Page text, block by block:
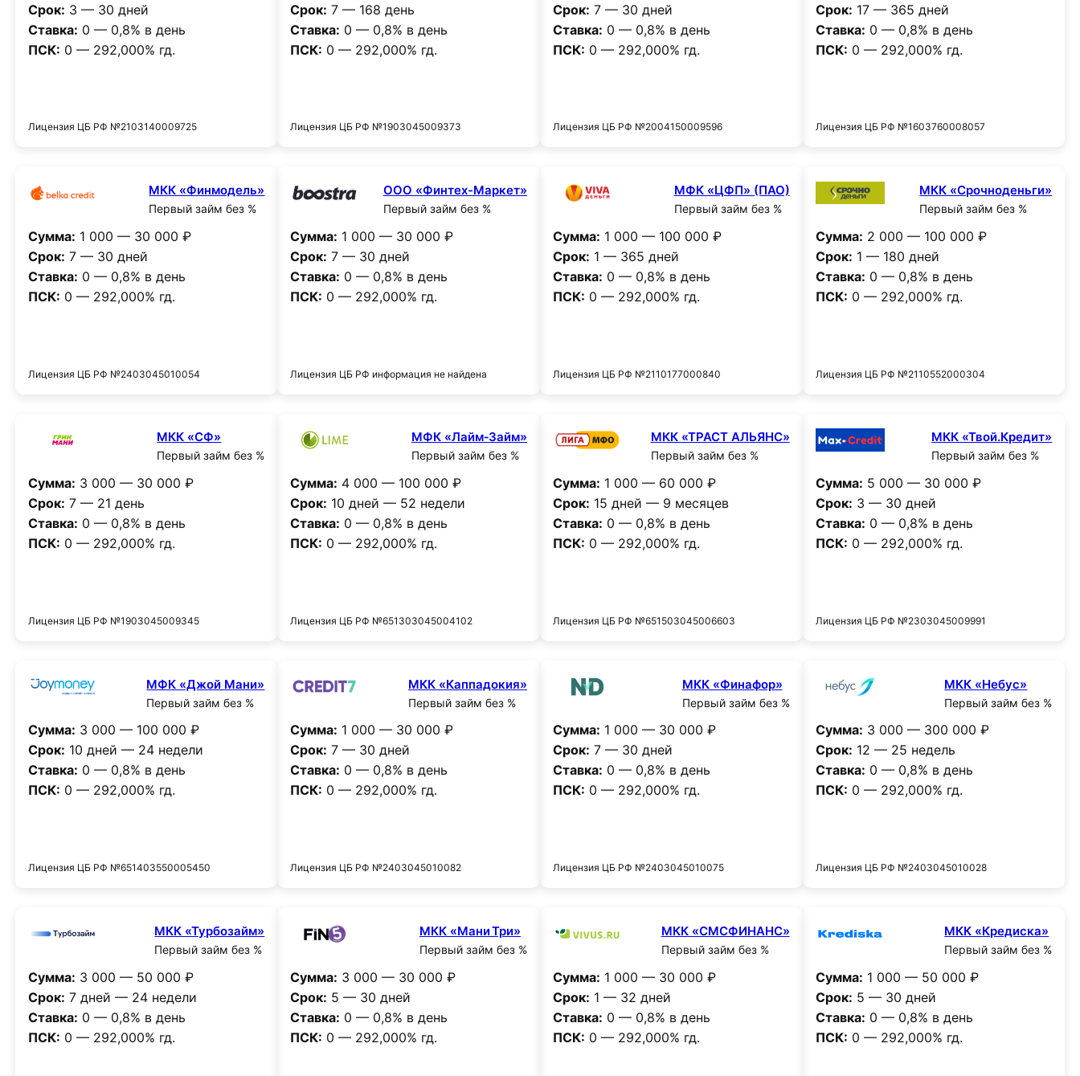
Срок: 3 — 30 дней
Ставка: 0 — 0,8% в день
ПСК: 0 — 292,000% гд.
Лицензия ЦБ РФ №2103140009725
Срок: 7 — 168 день
Ставка: 0 — 0,8% в день
ПСК: 0 — 292,000% гд.
Лицензия ЦБ РФ №1903045009373
Срок: 7 — 30 дней
Ставка: 0 — 0,8% в день
ПСК: 0 — 292,000% гд.
Лицензия ЦБ РФ №2004150009596
Срок: 17 — 365 дней
Ставка: 0 — 0,8% в день
ПСК: 0 — 292,000% гд.
Лицензия ЦБ РФ №1603760008057
МКК «Финмодель»
Первый займ без %
Сумма: 1 000 — 30 000 ₽
Срок: 7 — 30 дней
Ставка: 0 — 0,8% в день
ПСК: 0 — 292,000% гд.
Лицензия ЦБ РФ №2403045010054
ООО «Финтех-Маркет»
Первый займ без %
Сумма: 1 000 — 30 000 ₽
Срок: 7 — 30 дней
Ставка: 0 — 0,8% в день
ПСК: 0 — 292,000% гд.
Лицензия ЦБ РФ информация не найдена
МФК «ЦФП» (ПАО)
Первый займ без %
Сумма: 1 000 — 100 000 ₽
Срок: 1 — 365 дней
Ставка: 0 — 0,8% в день
ПСК: 0 — 292,000% гд.
Лицензия ЦБ РФ №2110177000840
МКК «Срочноденьги»
Первый займ без %
Сумма: 2 000 — 100 000 ₽
Срок: 1 — 180 дней
Ставка: 0 — 0,8% в день
ПСК: 0 — 292,000% гд.
Лицензия ЦБ РФ №2110552000304
МКК «СФ»
Первый займ без %
Сумма: 3 000 — 30 000 ₽
Срок: 7 — 21 день
Ставка: 0 — 0,8% в день
ПСК: 0 — 292,000% гд.
Лицензия ЦБ РФ №1903045009345
МФК «Лайм‑Займ»
Первый займ без %
Сумма: 4 000 — 100 000 ₽
Срок: 10 дней — 52 недели
Ставка: 0 — 0,8% в день
ПСК: 0 — 292,000% гд.
Лицензия ЦБ РФ №651303045004102
МКК «ТРАСТ АЛЬЯНС»
Первый займ без %
Сумма: 1 000 — 60 000 ₽
Срок: 15 дней — 9 месяцев
Ставка: 0 — 0,8% в день
ПСК: 0 — 292,000% гд.
Лицензия ЦБ РФ №651503045006603
МКК «Твой.Кредит»
Первый займ без %
Сумма: 5 000 — 30 000 ₽
Срок: 3 — 30 дней
Ставка: 0 — 0,8% в день
ПСК: 0 — 292,000% гд.
Лицензия ЦБ РФ №2303045009991
МФК «Джой Мани»
Первый займ без %
Сумма: 3 000 — 100 000 ₽
Срок: 10 дней — 24 недели
Ставка: 0 — 0,8% в день
ПСК: 0 — 292,000% гд.
Лицензия ЦБ РФ №651403550005450
МКК «Каппадокия»
Первый займ без %
Сумма: 1 000 — 30 000 ₽
Срок: 7 — 30 дней
Ставка: 0 — 0,8% в день
ПСК: 0 — 292,000% гд.
Лицензия ЦБ РФ №2403045010082
МКК «Финафор»
Первый займ без %
Сумма: 1 000 — 30 000 ₽
Срок: 7 — 30 дней
Ставка: 0 — 0,8% в день
ПСК: 0 — 292,000% гд.
Лицензия ЦБ РФ №2403045010075
МКК «Небус»
Первый займ без %
Сумма: 3 000 — 300 000 ₽
Срок: 12 — 25 недель
Ставка: 0 — 0,8% в день
ПСК: 0 — 292,000% гд.
Лицензия ЦБ РФ №2403045010028
МКК «Турбозайм»
Первый займ без %
Сумма: 3 000 — 50 000 ₽
Срок: 7 дней — 24 недели
Ставка: 0 — 0,8% в день
ПСК: 0 — 292,000% гд.
МКК «Мани Три»
Первый займ без %
Сумма: 3 000 — 30 000 ₽
Срок: 5 — 30 дней
Ставка: 0 — 0,8% в день
ПСК: 0 — 292,000% гд.
МКК «СМСФИНАНС»
Первый займ без %
Сумма: 1 000 — 30 000 ₽
Срок: 1 — 32 дней
Ставка: 0 — 0,8% в день
ПСК: 0 — 292,000% гд.
МКК «Кредиска»
Первый займ без %
Сумма: 1 000 — 50 000 ₽
Срок: 5 — 30 дней
Ставка: 0 — 0,8% в день
ПСК: 0 — 292,000% гд.